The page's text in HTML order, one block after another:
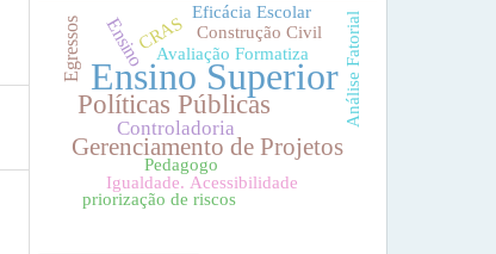
Ensino Superior
Políticas Públicas
Gerenciamento de Projetos
Controladoria
Egressos Ensino
Pedagogo
Igualdade. Acessibilidade
Avaliação Formatiza
priorização de riscos
CRAS Construção Civil
Eficácia Escolar Análise Fatorial